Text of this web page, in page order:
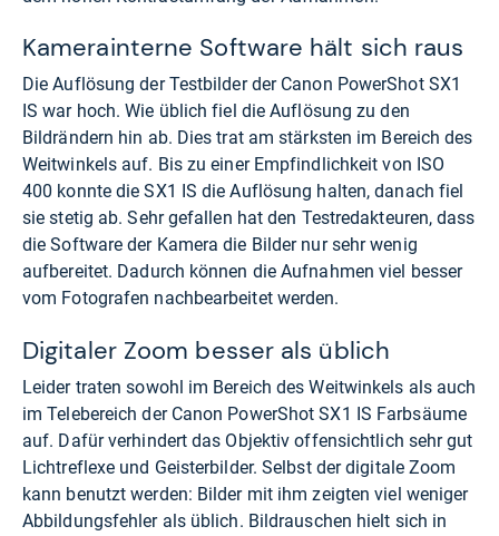
Kamerainterne Software hält sich raus
Die Auflösung der Testbilder der Canon PowerShot SX1
IS war hoch. Wie üblich fiel die Auflösung zu den
Bildrändern hin ab. Dies trat am stärksten im Bereich des
Weitwinkels auf. Bis zu einer Empfindlichkeit von ISO
400 konnte die SX1 IS die Auflösung halten, danach fiel
sie stetig ab. Sehr gefallen hat den Testredakteuren, dass
die Software der Kamera die Bilder nur sehr wenig
aufbereitet. Dadurch können die Aufnahmen viel besser
vom Fotografen nachbearbeitet werden.
Digitaler Zoom besser als üblich
Leider traten sowohl im Bereich des Weitwinkels als auch
im Telebereich der Canon PowerShot SX1 IS Farbsäume
auf. Dafür verhindert das Objektiv offensichtlich sehr gut
Lichtreflexe und Geisterbilder. Selbst der digitale Zoom
kann benutzt werden: Bilder mit ihm zeigten viel weniger
Abbildungsfehler als üblich. Bildrauschen hielt sich in